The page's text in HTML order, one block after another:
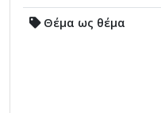
Θέμα ως θέμα